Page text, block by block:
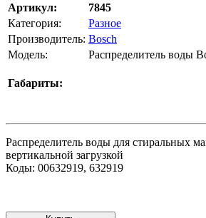
Артикул:
7845
Категория:
Разное
Производитель: Bosch
Модель:
Распределитель воды
Габариты:
Распределитель воды для стиральных
вертикальной загрузкой
Коды: 00632919, 632919